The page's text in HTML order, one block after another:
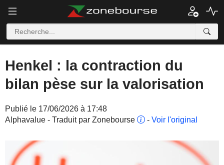
Henkel : la contraction du
bilan pèse sur la valorisation
Publié le 17/06/2026 à 17:48
Alphavalue - Traduit par Zonebourse
- Voir l'original